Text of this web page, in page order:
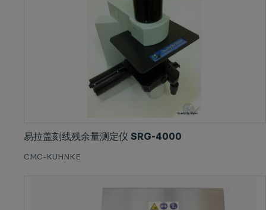
易拉盖刻线残余量测定仪 SRG-4000
CMC-KUHNKE